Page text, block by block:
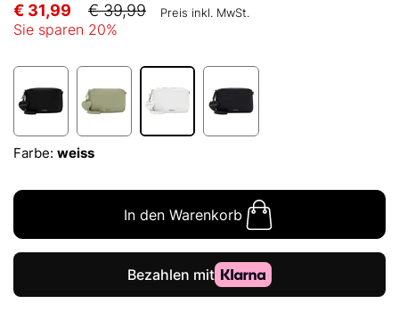
€ 31,99 € 39,99 Preis inkl. MwSt.
Sie sparen 20%
Farbe: weiss
In den Warenkorb